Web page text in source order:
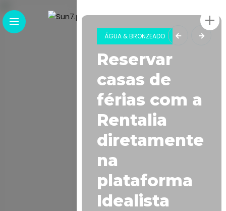
ÁGUA & BRONZEADO
Reservar
casas de
férias com a
Rentalia
diretamente
na
plataforma
Idealista